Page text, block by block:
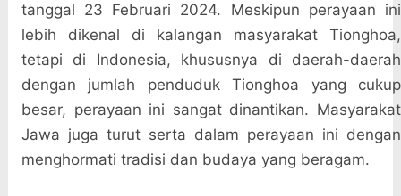
tanggal 23 Februari 2024. Meskipun perayaan ini
lebih dikenal di kalangan masyarakat Tionghoa,
tetapi di Indonesia, khususnya di daerah-daerah
dengan jumlah penduduk Tionghoa yang cukup
besar, perayaan ini sangat dinantikan. Masyarakat
Jawa juga turut serta dalam perayaan ini dengan
menghormati tradisi dan budaya yang beragam.